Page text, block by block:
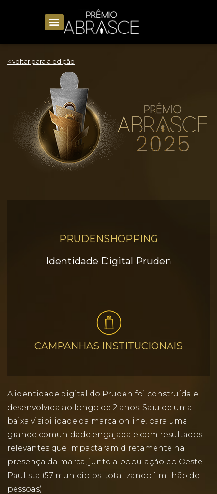
< voltar para a edição
PRUDENSHOPPING
Identidade Digital Pruden
CAMPANHAS INSTITUCIONAIS
A identidade digital do Pruden foi construída e
desenvolvida ao longo de 2 anos. Saiu de uma
baixa visibilidade da marca online, para uma
grande comunidade engajada e com resultados
relevantes que impactaram diretamente na
presença da marca, junto a população do Oeste
Paulista (57 municípios, totalizando 1 milhão de
pessoas).